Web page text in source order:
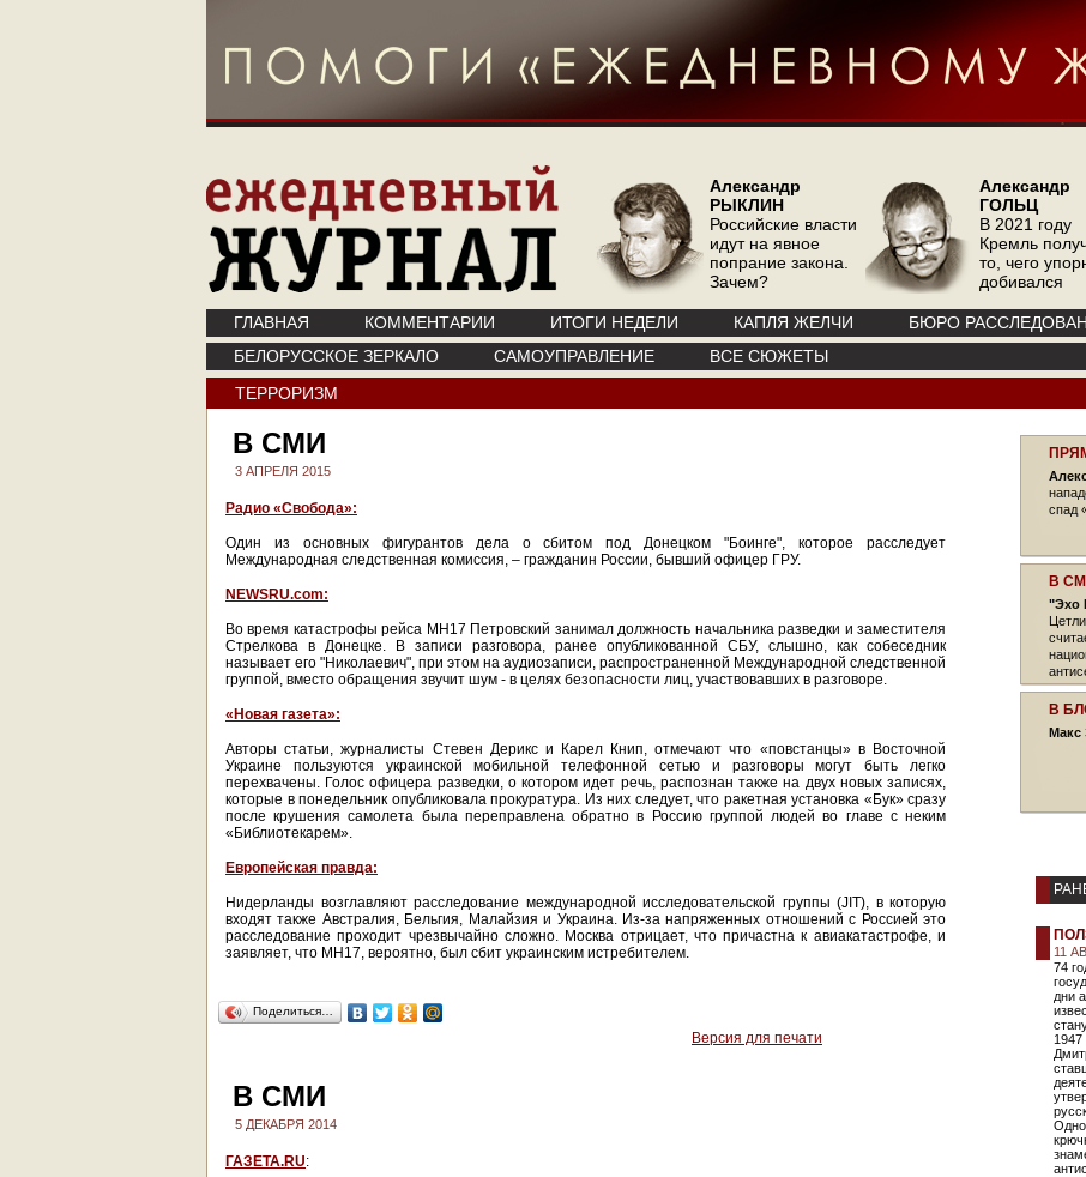
Александр
РЫКЛИН
Российские власти
идут на явное
попрание закона.
Зачем?
Александр
ГОЛЬЦ
В 2021 году
Кремль
то, чего
добивался
ГЛАВНАЯ КОММЕНТАРИИ ИТОГИ НЕДЕЛИ КАПЛЯ ЖЕЛЧИ
БЮРО
БЕЛОРУССКОЕ ЗЕРКАЛО
САМОУПРАВЛЕНИЕ
ВСЕ СЮЖЕТЫ
ТЕРРОРИЗМ
В СМИ
3 АПРЕЛЯ 2015
Радио «Свобода»:
Один из основных фигурантов дела о сбитом под Донецком "Боинге", которое расследует
Международная следственная комиссия, – гражданин России, бывший офицер ГРУ.
NEWSRU.com:
Во время катастрофы рейса MH17 Петровский занимал должность начальника разведки и заместителя
Стрелкова в Донецке. В записи разговора, ранее опубликованной СБУ, слышно, как собеседник
называет его "Николаевич", при этом на аудиозаписи, распространенной Международной следственной
группой, вместо обращения звучит шум - в целях безопасности лиц, участвовавших в разговоре.
«Новая газета»:
Авторы статьи, журналисты Стевен Дерикс и Карел Книп, отмечают что «повстанцы» в Восточной
Украине пользуются украинской мобильной телефонной сетью и разговоры могут быть легко
перехвачены. Голос офицера разведки, о котором идет речь, распознан также на двух новых записях,
которые в понедельник опубликовала прокуратура. Из них следует, что ракетная установка «Бук» сразу
после крушения самолета была переправлена обратно в Россию группой людей во главе с неким
«Библиотекарем».
Европейская правда:
Нидерланды возглавляют расследование международной исследовательской группы (JIT), в которую
входят также Австралия, Бельгия, Малайзия и Украина. Из-за напряженных отношений с Россией это
расследование проходит чрезвычайно сложно. Москва отрицает, что причастна к авиакатастрофе, и
заявляет, что MH17, вероятно, был сбит украинским истребителем.
Поделиться…
Версия для печати
В СМИ
5 ДЕКАБРЯ 2014
ГАЗЕТА.RU:
спад
В
"Эхо
В
Макс
11
74
дни
1947